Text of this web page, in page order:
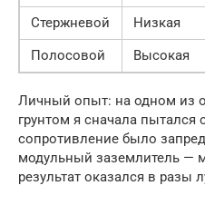
Стержневой
Низкая
Полосовой
Высокая
Личный опыт: на одном из
грунтом я сначала пытался
сопротивление было
модульный заземлитель —
результат оказался в разы